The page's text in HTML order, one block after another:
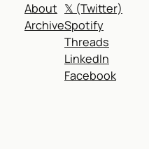
About
Archive
𝕏 (Twitter)
Spotify
Threads
LinkedIn
Facebook